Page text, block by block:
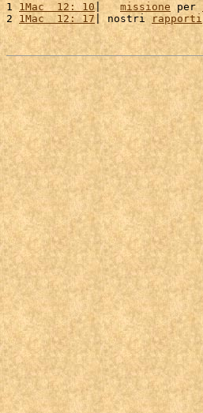
1 1Mac  12: 10| missione per
2 1Mac  12: 17 | nostri rapporti